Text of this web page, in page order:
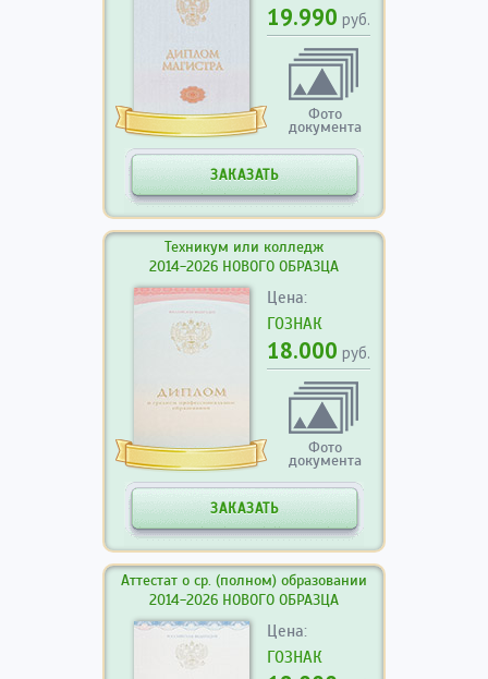
19.990 руб.
Фото
документа
ЗАКАЗАТЬ
Техникум или колледж
2014-2026 НОВОГО ОБРАЗЦА
Цена:
ГОЗНАК
18.000 руб.
Фото
документа
ЗАКАЗАТЬ
Аттестат о ср. (полном) образовании
2014-2026 НОВОГО ОБРАЗЦА
Цена:
ГОЗНАК